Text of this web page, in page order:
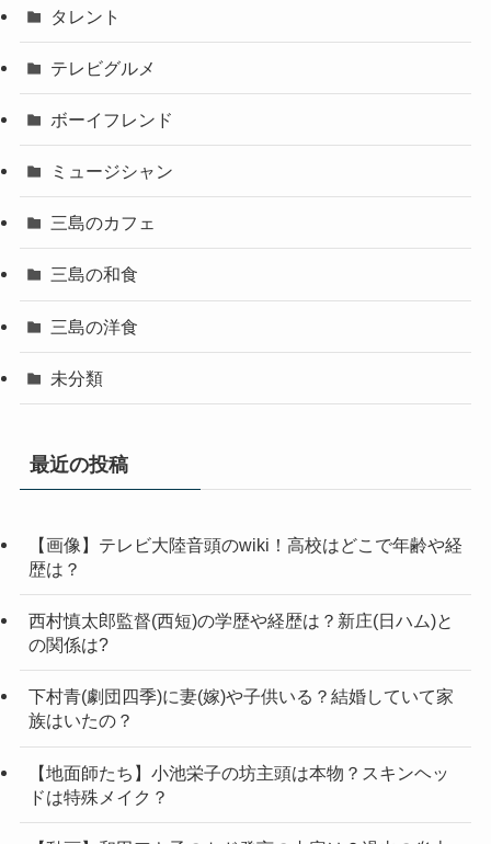
タレント
テレビグルメ
ボーイフレンド
ミュージシャン
三島のカフェ
三島の和食
三島の洋食
未分類
最近の投稿
【画像】テレビ大陸音頭のwiki！高校はどこで年齢や経
歴は？
西村慎太郎監督(西短)の学歴や経歴は？新庄(日ハム)と
の関係は?
下村青(劇団四季)に妻(嫁)や子供いる？結婚していて家
族はいたの？
【地面師たち】小池栄子の坊主頭は本物？スキンヘッ
ドは特殊メイク？